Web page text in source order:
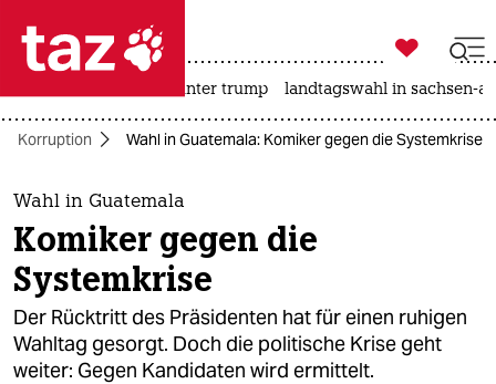
 taz zahl ich
taz zahl ich
themen
politik
öko
gesellschaft

taz zahl ich
usa unter trump landtagswahl in sachsen-
Korruption Wahl in Guatemala: Komiker gegen die Systemkrise
Wahl in Guatemala
Komiker gegen die
Systemkrise
Der Rücktritt des Präsidenten hat für einen ruhigen
Wahltag gesorgt. Doch die politische Krise geht
weiter: Gegen Kandidaten wird ermittelt.